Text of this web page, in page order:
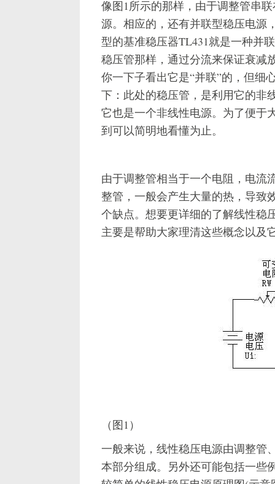
像图1所示的那样，由于调整管串
源。相应的，还有并联型稳压电源
型的基准稳压器TL431就是一种并
稳压管那样，通过分流来保证衰减
你一下子看出它是“并联”的，但细
下：此处的稳压管，是利用它的非
它也是一个非线性电源。为了便于
到可以简明地看懂为止。
由于调整管相当于一个电阻，电流
整管，一般会产生大量的热，导致
个缺点。想要更详细的了解线性稳
主要是帮助大家理清这些概念以及
（图1）
一般来说，线性稳压电源由调整管
本部分组成。另外还可能包括一些